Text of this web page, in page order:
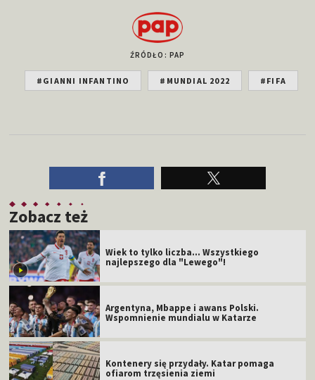
ŹRÓDŁO: PAP
#GIANNI INFANTINO #MUNDIAL 2022 #FIFA
Zobacz też
Wiek to tylko liczba... Wszystkiego
najlepszego dla "Lewego"!
Argentyna, Mbappe i awans Polski.
Wspomnienie mundialu w Katarze
Kontenery się przydały. Katar pomaga
ofiarom trzęsienia ziemi